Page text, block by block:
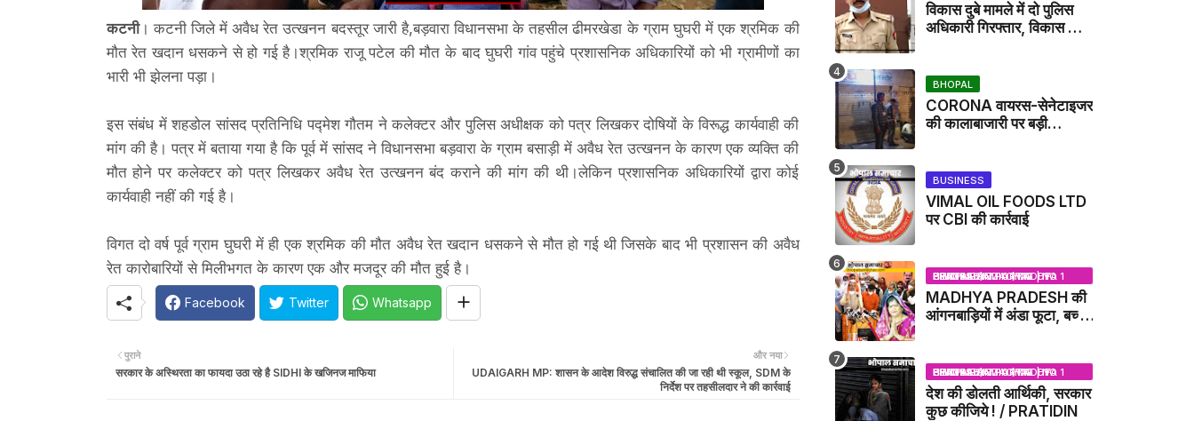
कटनी। कटनी जिले में अवैध रेत उत्खनन बदस्तूर जारी है,बड़वारा विधानसभा के तहसील ढीमरखेडा के ग्राम घुघरी में एक श्रमिक की
मौत रेत खदान धसकने से हो गई है।श्रमिक राजू पटेल की मौत के बाद घुघरी गांव पहुंचे प्रशासनिक अधिकारियों को भी ग्रामीणों का
भारी भी झेलना पड़ा।
इस संबंध में शहडोल सांसद प्रतिनिधि पद्मेश गौतम ने कलेक्टर और पुलिस अधीक्षक को पत्र लिखकर दोषियों के विरूद्ध कार्यवाही की
मांग की है। पत्र में बताया गया है कि पूर्व में सांसद ने विधानसभा बड़वारा के ग्राम बसाड़ी में अवैध रेत उत्खनन के कारण एक व्यक्ति की
मौत होने पर कलेक्टर को पत्र लिखकर अवैध रेत उत्खनन बंद कराने की मांग की थी।लेकिन प्रशासनिक अधिकारियों द्वारा कोई
कार्यवाही नहीं की गई है।
विगत दो वर्ष पूर्व ग्राम घुघरी में ही एक श्रमिक की मौत अवैध रेत खदान धसकने से मौत हो गई थी जिसके बाद भी प्रशासन की अवैध
रेत कारोबारियों से मिलीभगत के कारण एक और मजदूर की मौत हुई है।
Facebook Twitter Whatsapp
और नया
UDAIGARH MP: शासन के आदेश विरुद्ध संचालित की जा रही थी स्कूल, SDM के
निर्देश पर तहसीलदार ने की कार्रवाई
पुराने
सरकार के अस्थिरता का फायदा उठा रहे है SIDHI के खजिनज माफिया
विकास दुबे मामले में दो पुलिस
अधिकारी गिरफ्तार, विकास की
BHOPAL
CORONA वायरस-सेनेटाइजर
की कालाबाजारी पर बड़ी
BUSINESS
VIMAL OIL FOODS LTD
पर CBI की कार्रवाई
BHOPAL SAMACHAR | NO 1 HINDI NEWS PORTAL OF CENTRAL INDIA (MADHYA PRADESH)
MADHYA PRADESH की
आंगनबाड़ियों में अंडा फूटा, बच्चों
BHOPAL SAMACHAR | NO 1 HINDI NEWS PORTAL OF CENTRAL INDIA (MADHYA PRADESH)
देश की डोलती आर्थिकी, सरकार
कुछ कीजिये ! / PRATIDIN